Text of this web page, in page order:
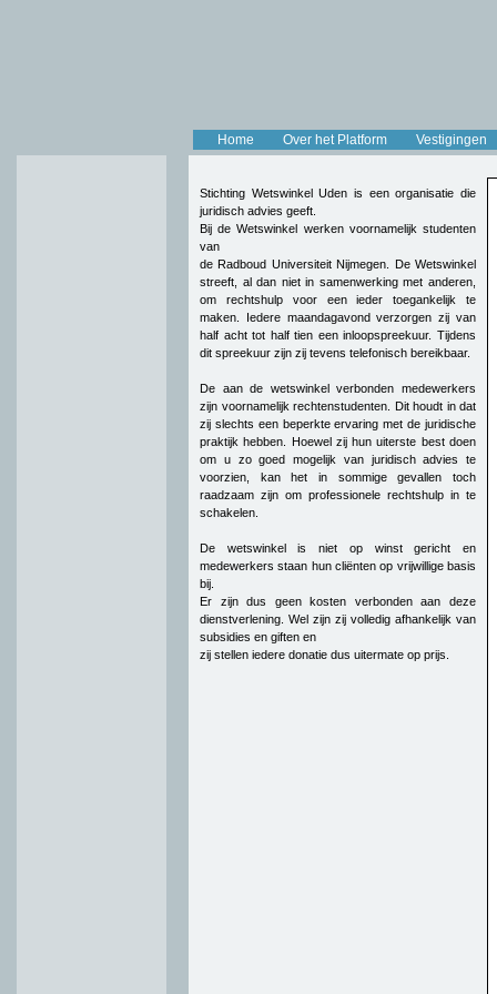
Home Over het Platform Vestigingen
Stichting Wetswinkel Uden is een organisatie die
juridisch advies geeft.
Bij de Wetswinkel werken voornamelijk studenten
van
de Radboud Universiteit Nijmegen. De Wetswinkel
streeft, al dan niet in samenwerking met anderen,
om rechtshulp voor een ieder toegankelijk te
maken. Iedere maandagavond verzorgen zij van
half acht tot half tien een inloopspreekuur. Tijdens
dit spreekuur zijn zij tevens telefonisch bereikbaar.
De aan de wetswinkel verbonden medewerkers
zijn voornamelijk rechtenstudenten. Dit houdt in dat
zij slechts een beperkte ervaring met de juridische
praktijk hebben. Hoewel zij hun uiterste best doen
om u zo goed mogelijk van juridisch advies te
voorzien, kan het in sommige gevallen toch
raadzaam zijn om professionele rechtshulp in te
schakelen.
De wetswinkel is niet op winst gericht en
medewerkers staan hun cliënten op vrijwillige basis
bij.
Er zijn dus geen kosten verbonden aan deze
dienstverlening. Wel zijn zij volledig afhankelijk van
subsidies en giften en
zij stellen iedere donatie dus uitermate op prijs.